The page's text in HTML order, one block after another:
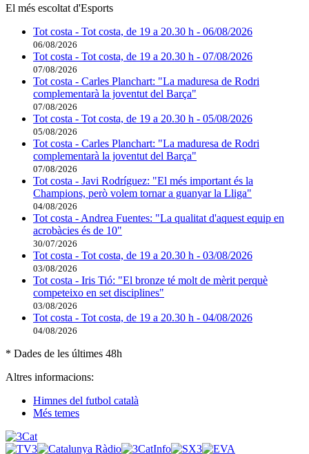
El més escoltat d'Esports
Tot costa - Tot costa, de 19 a 20.30 h - 06/08/2026
06/08/2026
Tot costa - Tot costa, de 19 a 20.30 h - 07/08/2026
07/08/2026
Tot costa - Carles Planchart: "La maduresa de Rodri
complementarà la joventut del Barça"
07/08/2026
Tot costa - Tot costa, de 19 a 20.30 h - 05/08/2026
05/08/2026
Tot costa - Carles Planchart: "La maduresa de Rodri
complementarà la joventut del Barça"
07/08/2026
Tot costa - Javi Rodríguez: "El més important és la
Champions, però volem tornar a guanyar la Lliga"
04/08/2026
Tot costa - Andrea Fuentes: "La qualitat d'aquest equip en
acrobàcies és de 10"
30/07/2026
Tot costa - Tot costa, de 19 a 20.30 h - 03/08/2026
03/08/2026
Tot costa - Iris Tió: "El bronze té molt de mèrit perquè
competeixo en set disciplines"
03/08/2026
Tot costa - Tot costa, de 19 a 20.30 h - 04/08/2026
04/08/2026
* Dades de les últimes 48h
Altres informacions:
Himnes del futbol català
Més temes